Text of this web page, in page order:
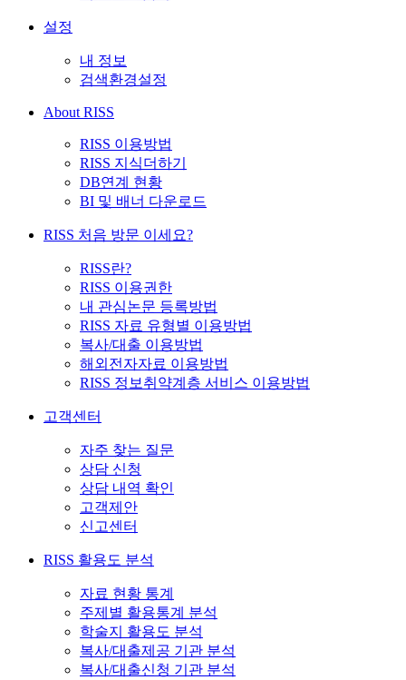
설정
내 정보
검색환경설정
About RISS
RISS 이용방법
RISS 지식더하기
DB연계 현황
BI 및 배너 다운로드
RISS 처음 방문 이세요?
RISS란?
RISS 이용권한
내 관심논문 등록방법
RISS 자료 유형별 이용방법
복사/대출 이용방법
해외전자자료 이용방법
RISS 정보취약계층 서비스 이용방법
고객센터
자주 찾는 질문
상담 신청
상담 내역 확인
고객제안
신고센터
RISS 활용도 분석
자료 현황 통계
주제별 활용통계 분석
학술지 활용도 분석
복사/대출제공 기관 분석
복사/대출신청 기관 분석